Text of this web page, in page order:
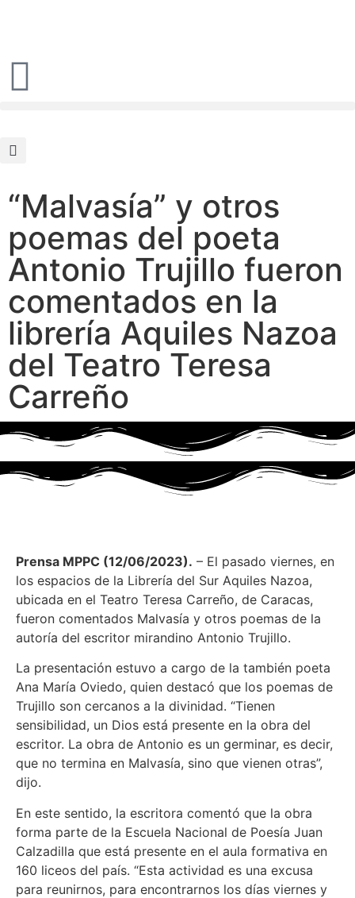
“Malvasía” y otros
poemas del poeta
Antonio Trujillo fueron
comentados en la
librería Aquiles Nazoa
del Teatro Teresa
Carreño
Prensa MPPC (12/06/2023). – El pasado viernes, en
los espacios de la Librería del Sur Aquiles Nazoa,
ubicada en el Teatro Teresa Carreño, de Caracas,
fueron comentados Malvasía y otros poemas de la
autoría del escritor mirandino Antonio Trujillo.
La presentación estuvo a cargo de la también poeta
Ana María Oviedo, quien destacó que los poemas de
Trujillo son cercanos a la divinidad. “Tienen
sensibilidad, un Dios está presente en la obra del
escritor. La obra de Antonio es un germinar, es decir,
que no termina en Malvasía, sino que vienen otras”,
dijo.
En este sentido, la escritora comentó que la obra
forma parte de la Escuela Nacional de Poesía Juan
Calzadilla que está presente en el aula formativa en
160 liceos del país. “Esta actividad es una excusa
para reunirnos, para encontrarnos los días viernes y